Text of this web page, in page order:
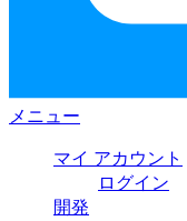
メニュー
マイ アカウント
ログイン
開発